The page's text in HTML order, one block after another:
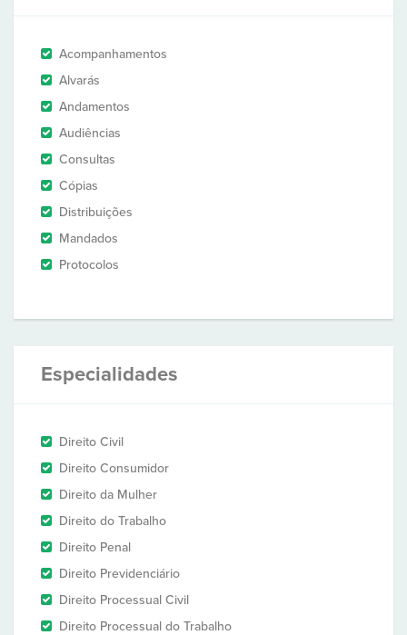
Acompanhamentos
Alvarás
Andamentos
Audiências
Consultas
Cópias
Distribuições
Mandados
Protocolos
Especialidades
Direito Civil
Direito Consumidor
Direito da Mulher
Direito do Trabalho
Direito Penal
Direito Previdenciário
Direito Processual Civil
Direito Processual do Trabalho